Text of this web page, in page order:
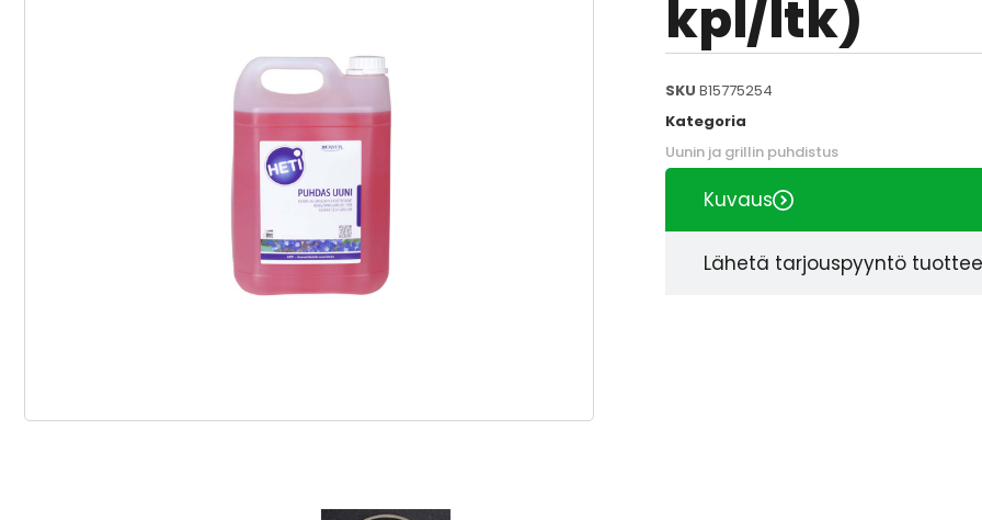
kpl/ltk)
SKU B15775254
Kategoria
Uunin ja grillin puhdistus
Kuvaus
Lähetä tarjouspyyntö